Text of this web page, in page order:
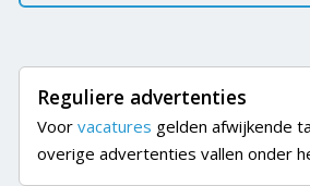
Reguliere advertenties
Voor vacatures gelden afwijkende
overige advertenties vallen onder